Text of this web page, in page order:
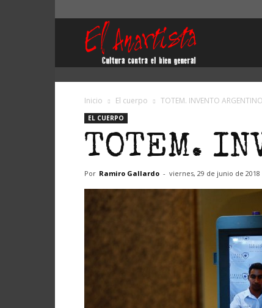
Inicio El cuerpo TOTEM. INVENTO
EL CUERPO
TOTEM.
Por Ramiro Gallardo - viernes, 29 de junio de 2018